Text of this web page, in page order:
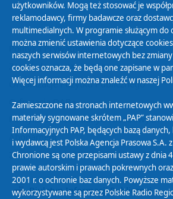
Polityka Prywatności
Zasady korzystania z Serwisu
Organizacje Pożytku Publicznego
Cyfryzacja DAB+
Polityka ochrony danych osobowych
Abonament
Zamówienia publiczne
Biuletyn Informacji Publicznej
użytkowników. Mogą też stosować je
reklamodawcy, firmy badawcze oraz
multimedialnych. W programie służącym do
można zmienić ustawienia dotyczące
naszych serwisów internetowych bez
cookies oznacza, że będą one zapisane w
Więcej informacji można znaleźć w naszej
Zamieszczone na stronach internetowych
materiały sygnowane skrótem „PAP”
Informacyjnych PAP, będących bazą
i wydawcą jest Polska Agencja Prasowa S.A.
Chronione są one przepisami ustawy z dnia
prawie autorskim i prawach pokrewnych
2001 r. o ochronie baz danych. Powyższe
wykorzystywane są przez Polskie Radio